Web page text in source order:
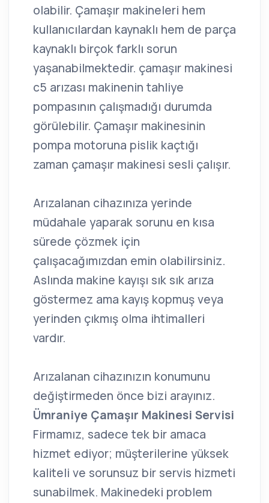
olabilir. Çamaşır makineleri hem
kullanıcılardan kaynaklı hem de parça
kaynaklı birçok farklı sorun
yaşanabilmektedir. çamaşır makinesi
c5 arızası makinenin tahliye
pompasının çalışmadığı durumda
görülebilir. Çamaşır makinesinin
pompa motoruna pislik kaçtığı
zaman çamaşır makinesi sesli çalışır.
Arızalanan cihazınıza yerinde
müdahale yaparak sorunu en kısa
sürede çözmek için
çalışacağımızdan emin olabilirsiniz.
Aslında makine kayışı sık sık arıza
göstermez ama kayış kopmuş veya
yerinden çıkmış olma ihtimalleri
vardır.
Arızalanan cihazınızın konumunu
değiştirmeden önce bizi arayınız.
Ümraniye Çamaşır Makinesi Servisi
Firmamız, sadece tek bir amaca
hizmet ediyor; müşterilerine yüksek
kaliteli ve sorunsuz bir servis hizmeti
sunabilmek. Makinedeki problem